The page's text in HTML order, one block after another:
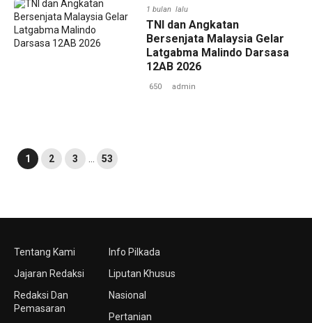
1 bulan lalu
TNI dan Angkatan
Bersenjata Malaysia Gelar
Latgabma Malindo Darsasa
12AB 2026
650 admin
1 2 3 53
Tentang Kami
Jajaran Redaksi
Redaksi Dan
Pemasaran
Info Pilkada
Liputan Khusus
Nasional
Pertanian